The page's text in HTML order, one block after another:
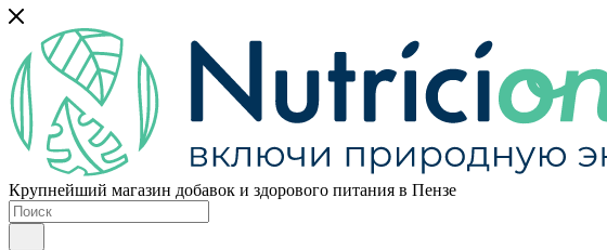
Крупнейший магазин добавок и здорового питания в Пензе